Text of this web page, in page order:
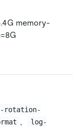
memory-
rotation-
log-